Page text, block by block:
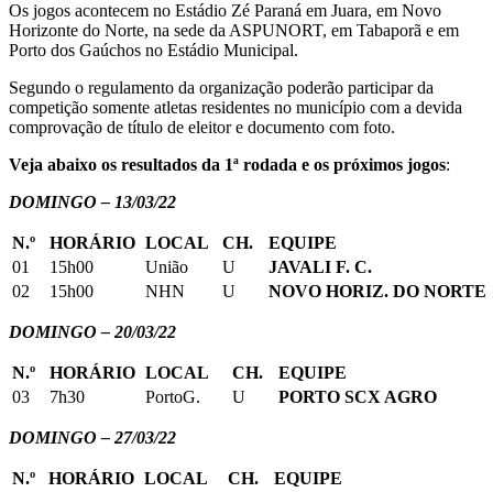
Os jogos acontecem no Estádio Zé Paraná em Juara, em Novo
Horizonte do Norte, na sede da ASPUNORT, em Tabaporã e em
Porto dos Gaúchos no Estádio Municipal.
Segundo o regulamento da organização poderão participar da
competição somente atletas residentes no município com a devida
comprovação de título de eleitor e documento com foto.
Veja abaixo os resultados da 1ª rodada e os próximos jogos:
DOMINGO – 13/03/22
N.º HORÁRIO LOCAL CH.
EQUIPE
01
15h00 União U
JAVALI F. C.
02
15h00 NHN U NOVO HORIZ. DO NORTE
DOMINGO – 20/03/22
N.º HORÁRIO LOCAL CH.
EQUIPE
03
7h30 PortoG. U PORTO SCX AGRO
DOMINGO – 27/03/22
N.º HORÁRIO LOCAL CH.
EQUIPE